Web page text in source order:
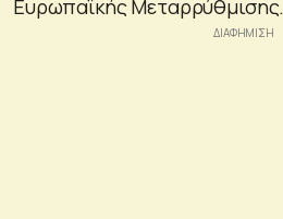
Ευρωπαϊκής Μεταρρύθμισης.